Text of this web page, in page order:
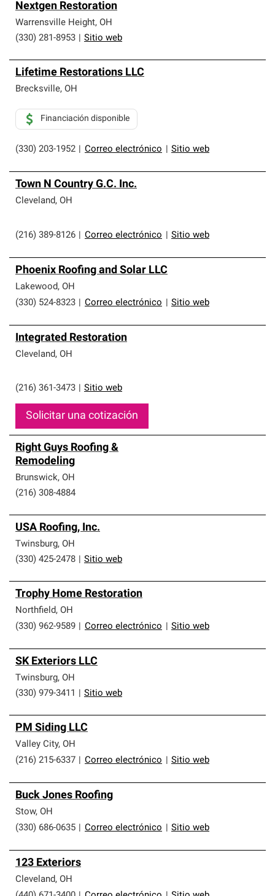
Nextgen Restoration
Warrensville Height, OH
(330) 281-8953
Sitio web
Lifetime Restorations LLC
Brecksville, OH
(330) 203-1952 Correo electrónico Sitio web
Financiación disponible
Town N Country G.C. Inc.
Cleveland, OH
(216) 389-8126 Correo electrónico Sitio web
Phoenix Roofing and Solar LLC
Lakewood, OH
(330) 524-8323
Correo electrónico Sitio web
Integrated Restoration
Cleveland, OH
(216) 361-3473 Sitio web
Solicitar una cotización
Right Guys Roofing &
Remodeling
Brunswick, OH
(216) 308-4884
USA Roofing, Inc.
Twinsburg, OH
(330) 425-2478
Sitio web
Trophy Home Restoration
Northfield, OH
(330) 962-9589
Correo electrónico Sitio web
SK Exteriors LLC
Twinsburg, OH
(330) 979-3411
Sitio web
PM Siding LLC
Valley City, OH
(216) 215-6337
Correo electrónico Sitio web
Buck Jones Roofing
Stow, OH
(330) 686-0635
Correo electrónico Sitio web
123 Exteriors
Cleveland, OH